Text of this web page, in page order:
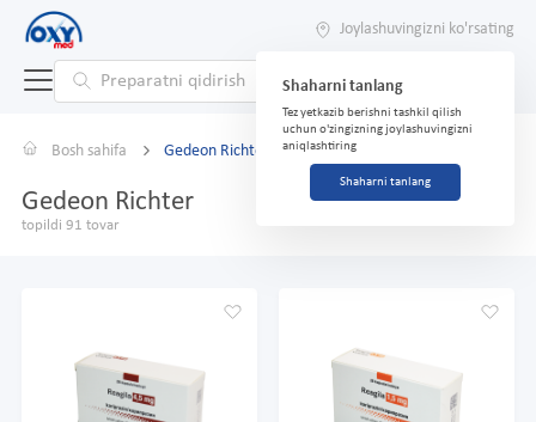
Joylashuvingizni ko'rsating
Shaharni tanlang
Tez yetkazib berishni tashkil qilish
uchun o'zingizning joylashuvingizni
aniqlashtiring
Shaharni tanlang
Bosh sahifa Gedeon Richter
Gedeon Richter
topildi 91 tovar